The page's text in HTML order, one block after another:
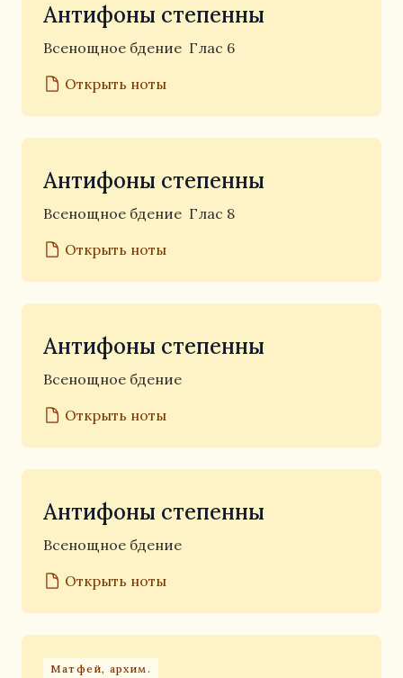
Антифоны степенны
Всенощное бдение Глас 6
Открыть ноты
Антифоны степенны
Всенощное бдение Глас 8
Открыть ноты
Антифоны степенны
Всенощное бдение
Открыть ноты
Антифоны степенны
Всенощное бдение
Открыть ноты
Матфей, архим.